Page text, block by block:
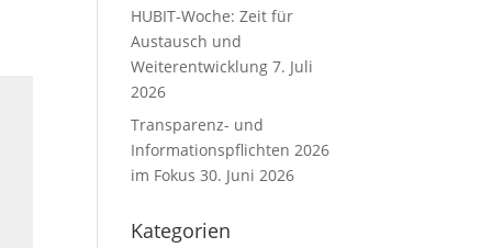
HUBIT-Woche: Zeit für
Austausch und
Weiterentwicklung 7. Juli
2026
Transparenz- und
Informationspflichten 2026
im Fokus 30. Juni 2026
Kategorien